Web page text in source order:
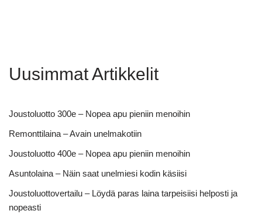
Uusimmat Artikkelit
Joustoluotto 300e – Nopea apu pieniin menoihin
Remonttilaina – Avain unelmakotiin
Joustoluotto 400e – Nopea apu pieniin menoihin
Asuntolaina – Näin saat unelmiesi kodin käsiisi
Joustoluottovertailu – Löydä paras laina tarpeisiisi helposti ja
nopeasti